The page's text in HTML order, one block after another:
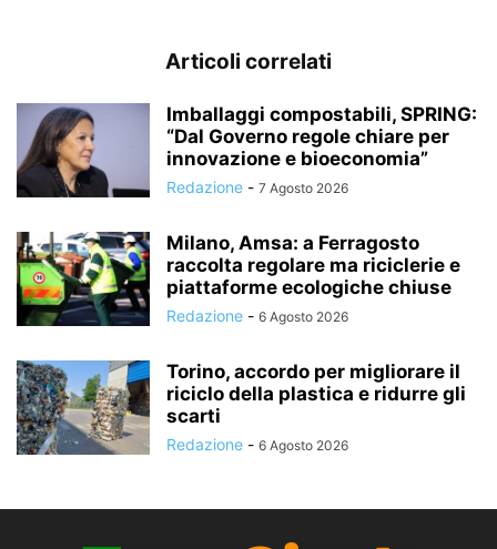
Articoli correlati
Imballaggi compostabili, SPRING:
“Dal Governo regole chiare per
innovazione e bioeconomia”
Redazione - 7 Agosto 2026
Milano, Amsa: a Ferragosto
raccolta regolare ma riciclerie e
piattaforme ecologiche chiuse
Redazione - 6 Agosto 2026
Torino, accordo per migliorare il
riciclo della plastica e ridurre gli
scarti
Redazione - 6 Agosto 2026